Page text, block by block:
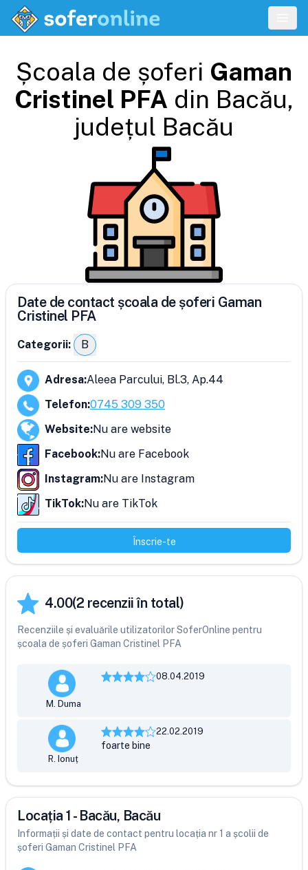
Școala de șoferi Gaman
Cristinel PFA din Bacău,
județul Bacău
Date de contact școala de șoferi Gaman
Cristinel PFA
Categorii: B
Adresa:Aleea Parcului, Bl.3, Ap.44
Telefon:0745 309 350
Website:Nu are website
Facebook:Nu are Facebook
Instagram:Nu are Instagram
TikTok:Nu are TikTok
Înscrie-te
4.00(2 recenzii în total)
Recenziile și evaluările utilizatorilor SoferOnline pentru
școala de șoferi Gaman Cristinel PFA
M. Duma
08.04.2019
R. Ionuț
22.02.2019
foarte bine
Locația 1 - Bacău, Bacău
Informații și date de contact pentru locația nr 1 a școlii de
șoferi Gaman Cristinel PFA